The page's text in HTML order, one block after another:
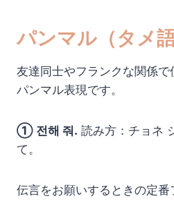
パンマル（タメ語
友達同士やフランクな関係
パンマル表現です。
① 전해 줘. 読み方：チョネ
て。
伝言をお願いするときの定